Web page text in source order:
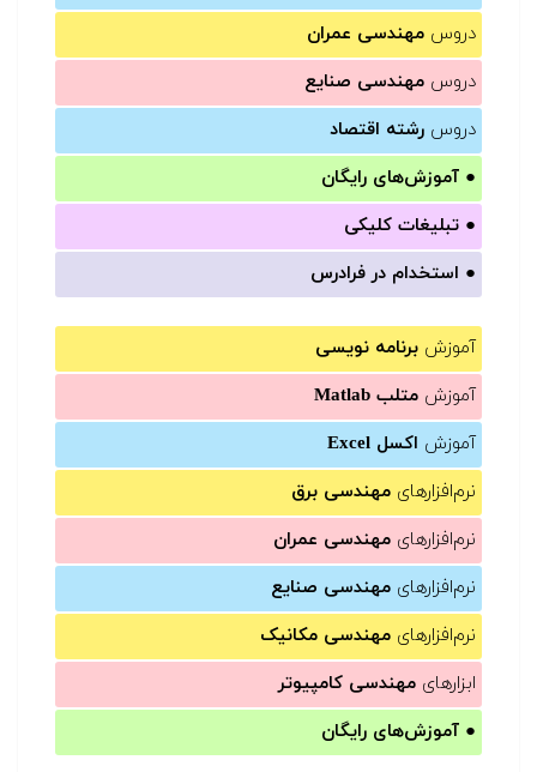
دروس مهندسی عمران
دروس مهندسی صنایع
دروس رشته اقتصاد
● آموزش‌های رایگان
● تبلیغات کلیکی
● استخدام در فرادرس
آموزش برنامه نویسی
آموزش متلب Matlab
آموزش اکسل Excel
نرم‌افزارهای مهندسی برق
نرم‌افزارهای مهندسی عمران
نرم‌افزارهای مهندسی صنایع
نرم‌افزارهای مهندسی مکانیک
ابزارهای مهندسی کامپیوتر
● آموزش‌های رایگان